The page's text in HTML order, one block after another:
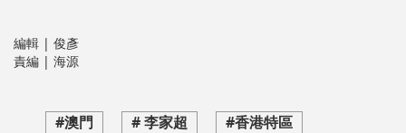
編輯 | 俊彥
責編 | 海源
#澳門 # 李家超
#香港特區